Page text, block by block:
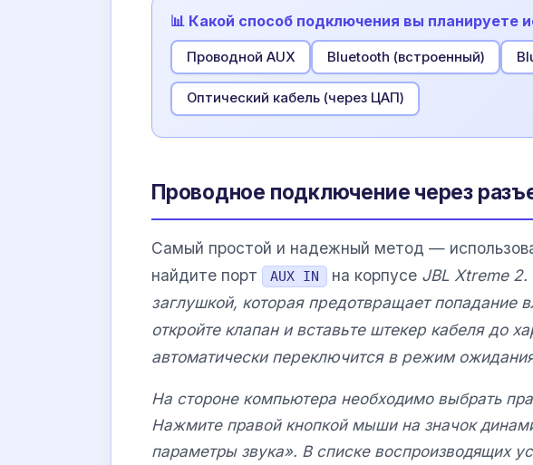
📊 Какой способ подключения вы планируете
Проводной AUX Bluetooth (встроенный)
Оптический кабель (через ЦАП)
Проводное подключение через
Самый простой и надежный метод —
найдите порт
AUX IN на корпусе JBL Xtreme
заглушкой, которая предотвращает попадание
откройте клапан и вставьте штекер кабеля до
автоматически переключится в режим
На стороне компьютера необходимо выбрать
Нажмите правой кнопкой мыши на значок
параметры звука». В списке воспроизводящих